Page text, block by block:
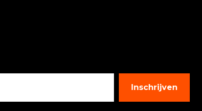
Inschrijven